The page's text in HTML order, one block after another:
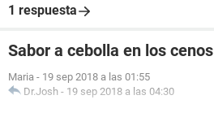
1 respuesta
Sabor a cebolla en los cenos
Maria - 19 sep 2018 a las 01:55
Dr.Josh - 19 sep 2018 a las 04:30